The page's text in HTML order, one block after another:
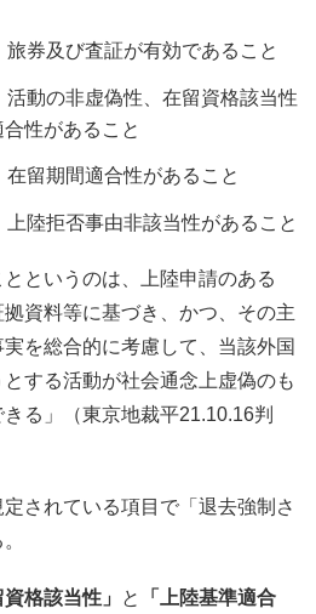
旅券及び査証が有効であること
活動の非虚偽性、在留資格該当性
性があること
留期間適合性があること
上陸拒否事由非該当性があること
というのは、上陸申請のある
拠資料等に基づき、かつ、その主
を総合的に考慮して、当該外国
する活動が社会通念上虚偽のも
る」（東京地裁平21.10.16判
されている項目で「退去強制さ
資格該当性」 と
「上陸基準適合